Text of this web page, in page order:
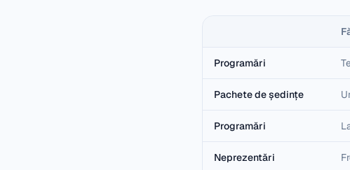
Programări
Pachete de ședințe
Programări
Neprezentări